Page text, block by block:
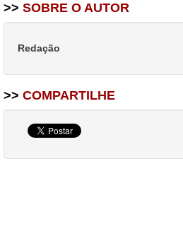
>> SOBRE O AUTOR
Redação
>> COMPARTILHE